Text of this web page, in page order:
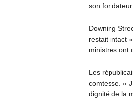
son
Downing
restait intact
ministres ont
Les
comtesse. «
dignité de la